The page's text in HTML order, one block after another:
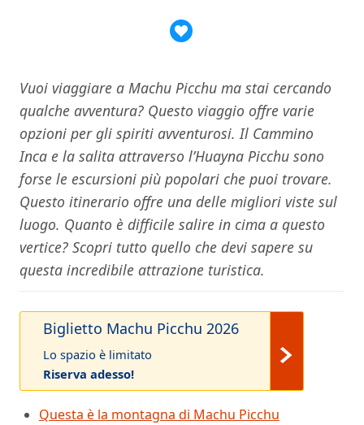
Vuoi viaggiare a Machu Picchu ma stai cercando
qualche avventura? Questo viaggio offre varie
opzioni per gli spiriti avventurosi. Il Cammino
Inca e la salita attraverso l’Huayna Picchu sono
forse le escursioni più popolari che puoi trovare.
Questo itinerario offre una delle migliori viste sul
luogo. Quanto è difficile salire in cima a questo
vertice? Scopri tutto quello che devi sapere su
questa incredibile attrazione turistica.
Biglietto Machu Picchu 2026
Lo spazio è limitato
Riserva adesso!
Questa è la montagna di Machu Picchu